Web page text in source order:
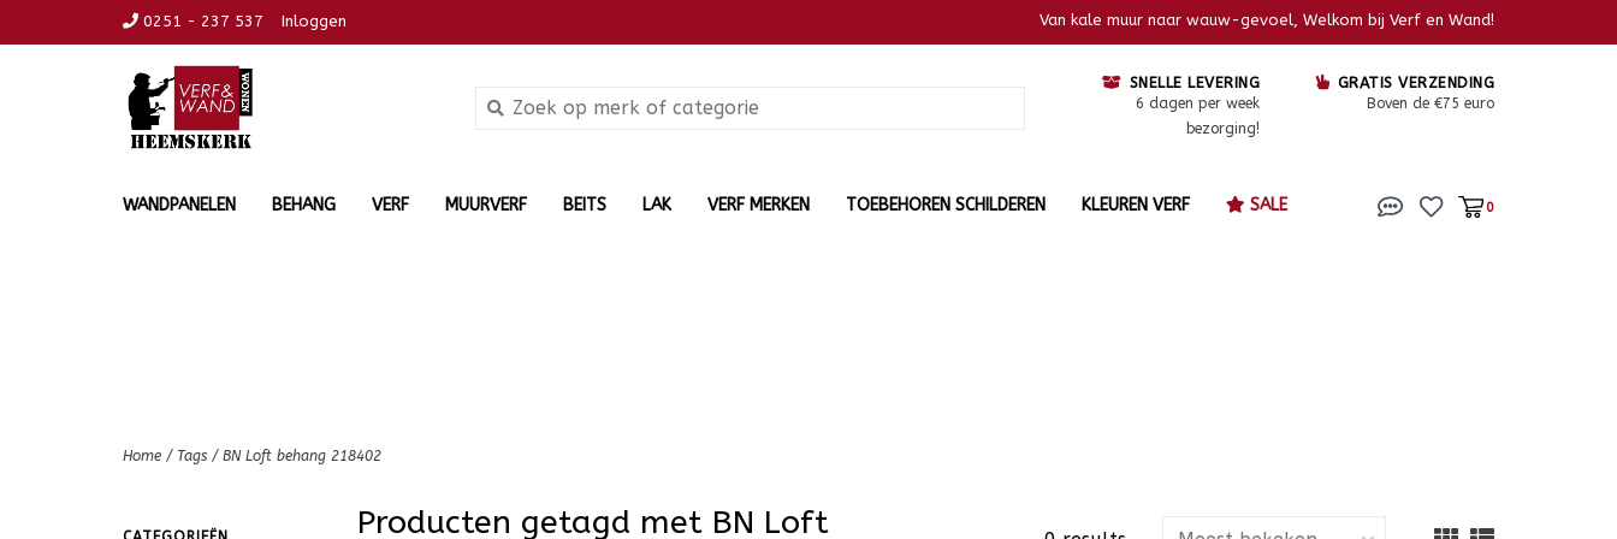
0251 - 237 537 Inloggen Van kale muur naar wauw-gevoel, Welkom bij Verf en Wand!
SNELLE LEVERING
6 dagen per week
bezorging!
GRATIS VERZENDING
Boven de €75 euro
WANDPANELEN BEHANG VERF MUURVERF BEITS LAK VERF MERKEN TOEBEHOREN SCHILDEREN KLEUREN VERF SALE 0
Home / Tags / BN Loft behang 218402
Producten getagd met BN Loft